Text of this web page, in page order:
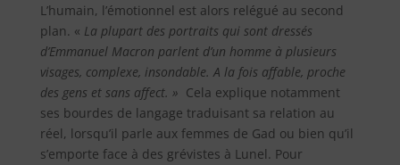
L’humain, l’émotionnel est alors relégué au second
plan. « La plupart des portraits qui sont dressés
d’Emmanuel Macron parlent d’un homme à plusieurs
visages, complexe, insondable. A la fois affable, proche
des gens et sans affect. » Cela explique notamment
ses bourdes de langage traduisant sa relation au
réel, lorsqu’il parle aux femmes de Gad ou bien qu’il
s’emporte face à des grévistes à Lunel. Pour